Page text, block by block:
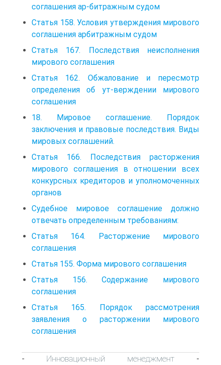
соглашения ар-битражным судом
Статья 158. Условия утверждения мирового
соглашения арбитражным судом
Статья 167. Последствия неисполнения
мирового соглашения
Статья 162. Обжалование и пересмотр
определения об ут-верждении мирового
соглашения
18. Мировое соглашение. Порядок
заключения и правовые последствия. Виды
мировых соглашений.
Статья 166. Последствия расторжения
мирового соглашения в отношении всех
конкурсных кредиторов и уполномоченных
органов
Судебное мировое соглашение должно
отвечать определенным требованиям:
Статья 164. Расторжение мирового
соглашения
Статья 155. Форма мирового соглашения
Статья 156. Содержание мирового
соглашения
Статья 165. Порядок рассмотрения
заявления о расторжении мирового
соглашения
- Инновационный менеджмент -